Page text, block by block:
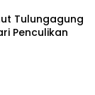
Tulungagung
Penculikan